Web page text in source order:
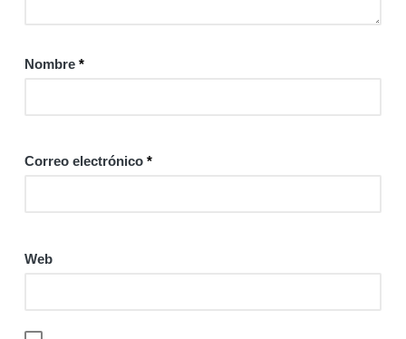
Nombre *
Correo electrónico *
Web